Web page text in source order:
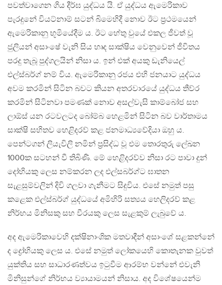
පවත්වාගෙන ගිය දීර්ඝ යුද්ධය යි. ඒ යුද්ධය ඇමෙරිකාව
පැරදුනේ වියට්නාම් සටන් බිමෙහිදී නොව ඊට ප්‍රථමයෙන්
ඇමෙරිකානු භූමියේදීම ය. ඊට හේතු වුයේ එකල ජීවත් වූ
ජුලියන් අසාංෂේ වැනි සිය හෘද සාක්ෂිය වෙනුවෙන් ජීවිතය
පරදු තැබූ පුද්ගලයින් නිසා ය. ඉන් එක් අයකු ඩැනියෙල්
එල්ස්බර්ග් නම් විය. ඇමෙරිකානු රජය එහි ජනයාට යුද්ධය
අවම කරමින් සිටින බවට කියන අතරවාරයේ යුද්ධය තීව්ර
කරමින් සිටිනවා පමණක් නොව අසල්වැසි කාම්බෝජ සහ
ලාඕස් යන රටවලටද බෝම්බ හෙළමින් සිටින බව වාර්තාමය
සාක්ෂි සහිතව හෙළිදරව් කළ ජනමාධ්‍යවේදියා ඔහු ය.
පෙන්ටගන් ලියැවිලි නමින් ප්‍රසිද්ධ වූ එම තොරතුරු ලේඛන
1000ක සටහන් වී තිබිණි. මේ හෙළිදරව්ව නිසා රට පාවා දුන්
දෝහියකු ලෙස නම්කරන ලද එල්සබර්ග්ට ඝාතන
සැළසුම්වලින් දිවි ගලවා ගැනීමට සිදුවිය. එසේ නමුත් පසු
කළෙක එල්ස්බර්ග් යුද්ධයේ අමිහිරි සත්‍යය හෙලිදරව් කළ
නිර්භය මිනිසකු සහ වීරයකු ලෙස සැළකුම් ලැබුවේ ය.
අද ඇමෙරිකාවෙහි දක්ෂිනාංශික මතවාදීන් අසාංශේ සළකන්නේ
ද ද්‍රෝහියකු ලෙස ය. එසේ නමුත් ලෝකයෙහි කොතැනක වුවත්
යුක්තිය සහ සාධාරණත්වය ඉටුවීම ආරම්භ වන්නේ එවැනි
මිනිසුන්ගේ නිර්භය ව්‍යායාමයන් නිසාය. අද විශේෂයෙන්ම